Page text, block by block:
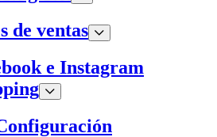
de ventas
e Instagram